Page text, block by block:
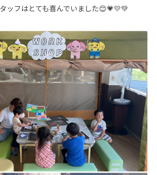
ッフはとても喜んでいました😊💗💛💚